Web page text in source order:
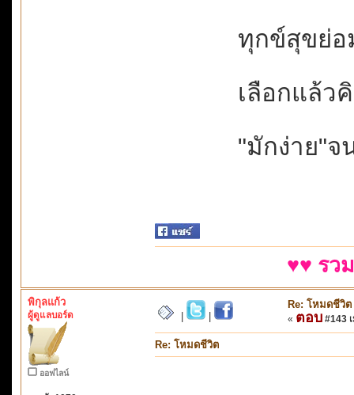
ทุกข์สุขย่อ
เลือกแล้ว
"มักง่าย"จ
♥♥ รว
พิกุลแก้ว
ผู้ดูแลบอร์ด
ออฟไลน์
Re: โหมดชีวิต
« ตอบ #143
Re: โหมดชีวิต